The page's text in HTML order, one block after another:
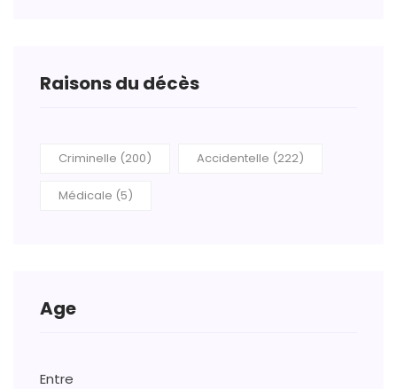
Raisons du décès
Criminelle (200) Accidentelle (222)
Médicale (5)
Age
Entre